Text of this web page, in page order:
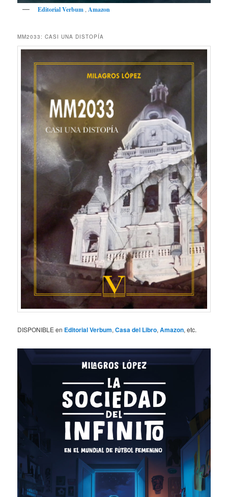
Editorial Verbum Amazon
MM2033: CASI UNA DISTOPÍA
DISPONIBLE en Editorial Verbum,Casa del Libro,Amazon, etc.